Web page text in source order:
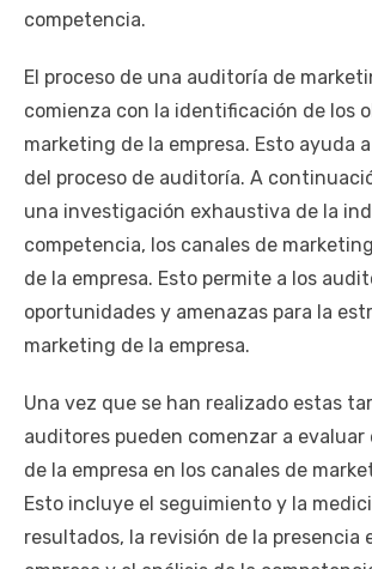
competencia.
El proceso de una auditoría de
comienza con la identificación de los
marketing de la empresa. Esto ayuda
del proceso de auditoría. A
una investigación exhaustiva de la
competencia, los canales de
de la empresa. Esto permite a los
oportunidades y amenazas para la
marketing de la empresa.
Una vez que se han realizado estas
auditores pueden comenzar a evaluar
de la empresa en los canales de
Esto incluye el seguimiento y la
resultados, la revisión de la presencia